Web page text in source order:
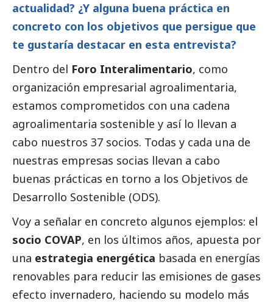
actualidad? ¿Y alguna buena práctica en
concreto con los objetivos que persigue que
te gustaría destacar en esta entrevista?
Dentro del Foro Interalimentario, como
organización empresarial agroalimentaria,
estamos comprometidos con una cadena
agroalimentaria sostenible y así lo llevan a
cabo nuestros 37 socios. Todas y cada una de
nuestras empresas socias llevan a cabo
buenas prácticas en torno a los Objetivos de
Desarrollo Sostenible (ODS).
Voy a señalar en concreto algunos ejemplos: el
socio COVAP, en los últimos años, apuesta por
una estrategia energética basada en energías
renovables para reducir las emisiones de gases
efecto invernadero, haciendo su modelo más